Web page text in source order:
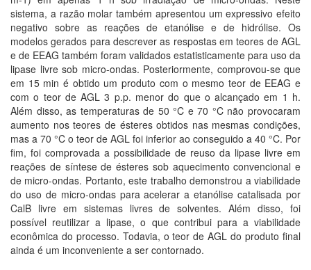
sistema, a razão molar também apresentou um expressivo efeito
negativo sobre as reações de etanólise e de hidrólise. Os
modelos gerados para descrever as respostas em teores de AGL
e de EEAG também foram validados estatisticamente para uso da
lipase livre sob micro-ondas. Posteriormente, comprovou-se que
em 15 min é obtido um produto com o mesmo teor de EEAG e
com o teor de AGL 3 p.p. menor do que o alcançado em 1 h.
Além disso, as temperaturas de 50 °C e 70 °C não provocaram
aumento nos teores de ésteres obtidos nas mesmas condições,
mas a 70 °C o teor de AGL foi inferior ao conseguido a 40 °C. Por
fim, foi comprovada a possibilidade de reuso da lipase livre em
reações de síntese de ésteres sob aquecimento convencional e
de micro-ondas. Portanto, este trabalho demonstrou a viabilidade
do uso de micro-ondas para acelerar a etanólise catalisada por
CalB livre em sistemas livres de solventes. Além disso, foi
possível reutilizar a lipase, o que contribui para a viabilidade
econômica do processo. Todavia, o teor de AGL do produto final
ainda é um inconveniente a ser contornado.